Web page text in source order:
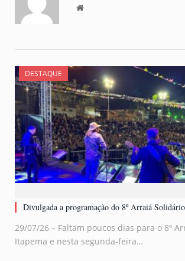
Website
DESTAQUE
Divulgada a programação do 8º Arraiá Solidário
29/07/26 – Faltam poucos dias para o 8º
Itapema e nesta segunda-feira…